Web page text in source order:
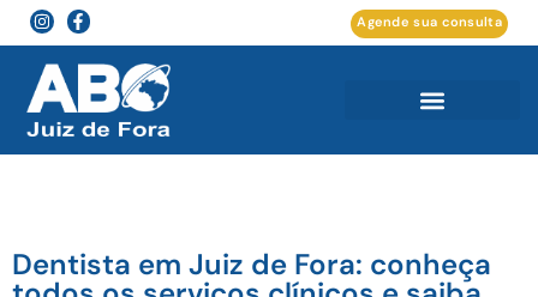
Agende sua consulta
Dentista em Juiz de Fora: conheça